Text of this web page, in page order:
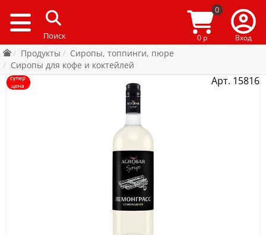
0
0 р Вход
Продукты
Сиропы, топпинги, пюре
Сиропы для кофе и коктейлей
Арт. 15816